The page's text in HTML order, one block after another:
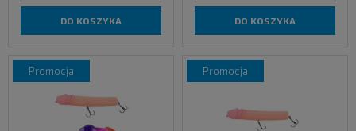
DO KOSZYKA DO KOSZYKA
promocja promocja